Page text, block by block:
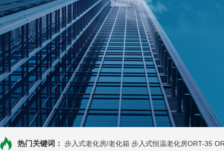
热门关键词： 步入式老化房/老化箱 步入式恒温老化房ORT-35